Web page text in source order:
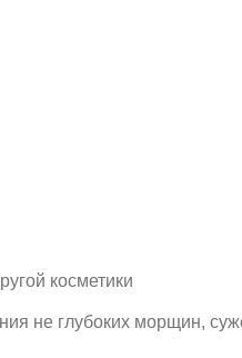
косметики
не глубоких морщин,